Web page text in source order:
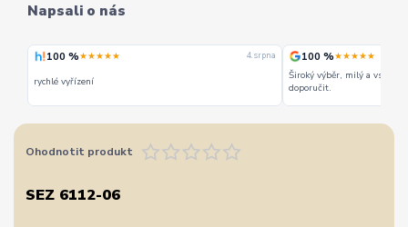
Napsali o nás
100 %★★★★★ 4. srpna
rychlé vyřízení
100 %★★★★★
Široký výběr, milý a
doporučit.
Ohodnotit produkt
SEZ 6112-06